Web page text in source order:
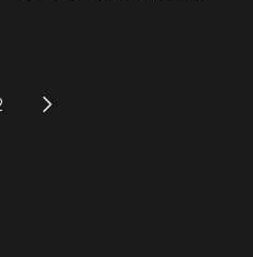
して今までとは違う気持ちを抱いて
いることを自覚する。一方、ユウグ